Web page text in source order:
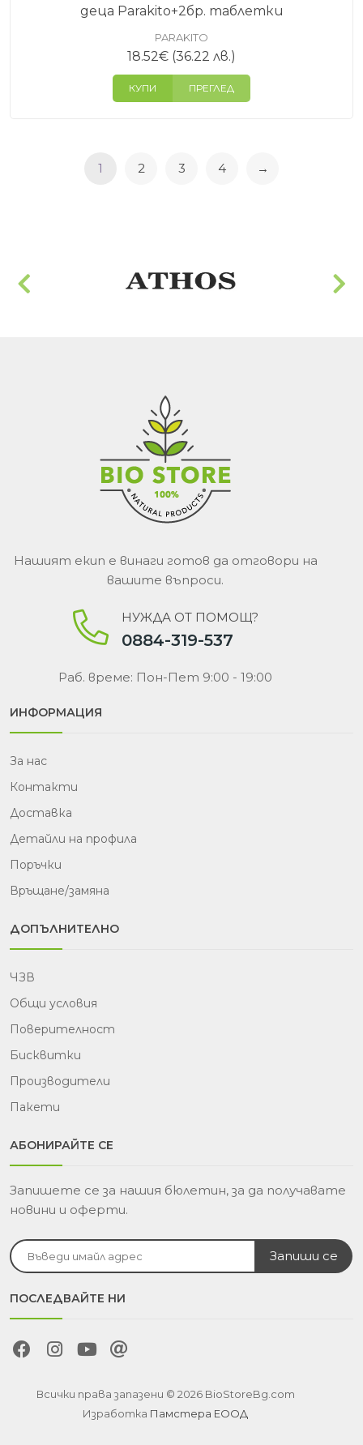
деца Parakito+2бр. таблетки
PARAKITO
18.52€ (36.22 лв.)
КУПИ ПРЕГЛЕД
1 2 3 4 →
Нашият екип е винаги готов да отговори на
вашите въпроси.
НУЖДА ОТ ПОМОЩ?
0884-319-537
Раб. време: Пон-Пет 9:00 - 19:00
ИНФОРМАЦИЯ
За нас
Контакти
Доставка
Детайли на профила
Поръчки
Връщане/замяна
ДОПЪЛНИТЕЛНО
ЧЗВ
Общи условия
Поверителност
Бисквитки
Производители
Пакети
АБОНИРАЙТЕ СЕ
Запишете се за нашия бюлетин, за да получавате
новини и оферти.
ПОСЛЕДВАЙТЕ НИ
Всички права запазени © 2026 BioStoreBg.com
Изработка Памстера ЕООД